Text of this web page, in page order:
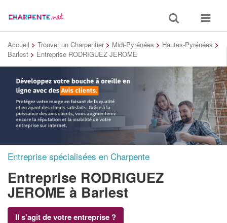
Toggle
search
Toggle
Accueil > Trouver un Charpentier > Midi-Pyrénées > Hautes-Pyrénées >
Barlest > Entreprise RODRIGUEZ JEROME
Entreprise spécialisées en Charpente
Entreprise RODRIGUEZ
JEROME à Barlest
Il s'agit de votre entreprise ?